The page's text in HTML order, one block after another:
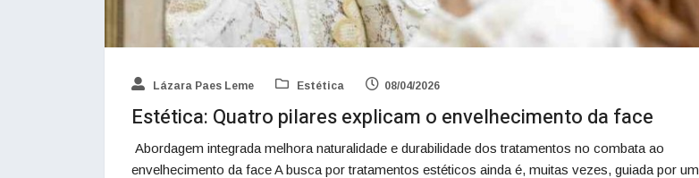
Lázara Paes Leme Estética 08/04/2026
Estética: Quatro pilares explicam o envelhecimento da face
Abordagem integrada melhora naturalidade e durabilidade dos tratamentos no combata ao
envelhecimento da face A busca por tratamentos estéticos ainda é, muitas vezes, guiada por um